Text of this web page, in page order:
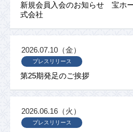
新規会員入会のお知らせ 宝ホ
式会社
第25期発足のご挨拶
プレスリリース
2026.07.10（金）
プレスリリース
2026.06.16（火）